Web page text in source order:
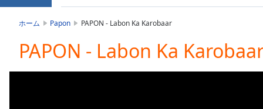
Skip
Mute
Current
Time0:00
ホーム Papon PAPON - Labon Ka Karobaar
PAPON - Labon Ka